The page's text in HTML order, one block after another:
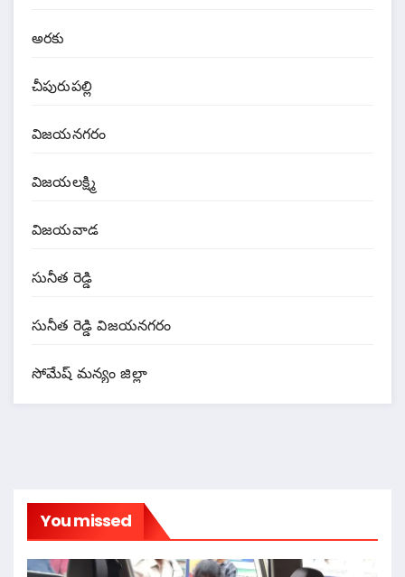
అరకు
చీపురుపల్లి
విజయనగరం
విజయలక్ష్మి
విజయవాడ
సునీత రెడ్డి
సునీత రెడ్డి విజయనగరం
సోమేష్ మన్యం జిల్లా
You missed